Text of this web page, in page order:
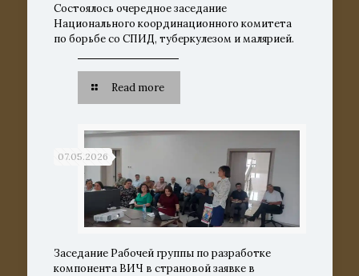
Состоялось очередное заседание
Национального координационного комитета
по борьбе со СПИД, туберкулезом и малярией.
Read more
07.05.2026
Заседание Рабочей группы по разработке
компонента ВИЧ в страновой заявке в